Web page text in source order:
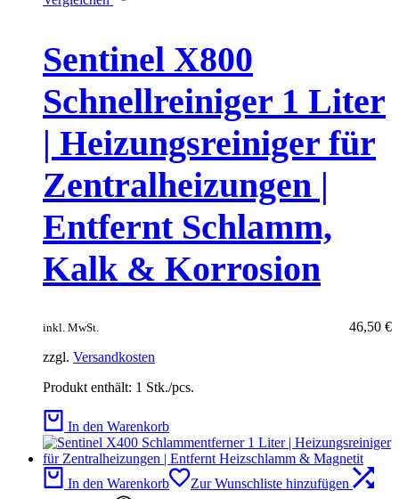
Sentinel X800
Schnellreiniger 1 Liter
| Heizungsreiniger für
Zentralheizungen |
Entfernt Schlamm,
Kalk & Korrosion
46,50 €
inkl. MwSt.
zzgl. Versandkosten
Produkt enthält: 1 Stk./pcs.
In den Warenkorb
In den Warenkorb
Zur Wunschliste hinzufügen